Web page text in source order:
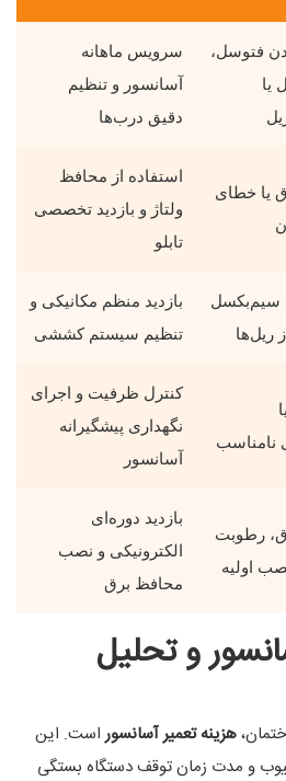
فتوسل،
یا
سرویس ماهانه
آسانسور و تنظیم
دقیق درب‌ها
یا خطای
استفاده از محافظ
ولتاژ و بازدید تخصصی
تابلو
ریل‌ها
بازدید منظم مکانیکی و
تنظیم سیستم کششی
نامناسب
کنترل ظرفیت و اجرای
نگهداری پیشگیرانه
آسانسور
رطوبت
اولیه
بازدید دوره‌ای
الکترونیکی و نصب
محافظ برق
و تحلیل
هزینه تعمیر آسانسوراست. این
و مدت زمان توقف دستگاه بستگی